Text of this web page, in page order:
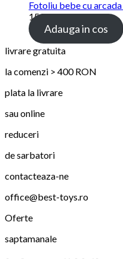
Fotoliu bebe cu
159.00 lei
Adauga in cos
livrare gratuita
la comenzi > 400 RON
plata la livrare
sau online
reduceri
de sarbatori
contacteaza-ne
office@best-toys.ro
Oferte
saptamanale